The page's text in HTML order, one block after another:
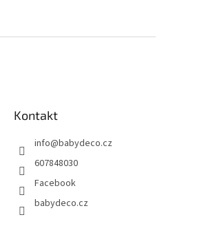
Kontakt
info@babydeco.cz
607848030
Facebook
babydeco.cz